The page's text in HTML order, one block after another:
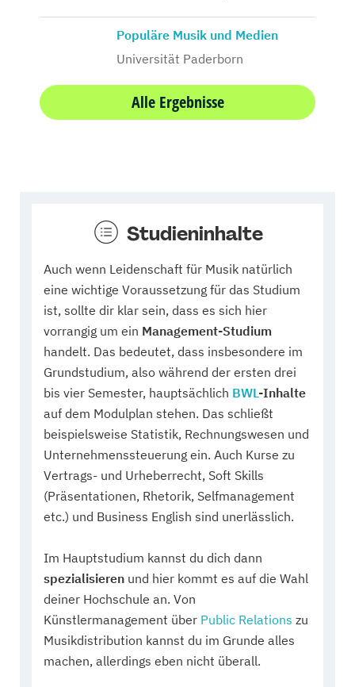
Populäre Musik und Medien
Universität Paderborn
Alle Ergebnisse
Studieninhalte
Auch wenn Leidenschaft für Musik natürlich
eine wichtige Voraussetzung für das Studium
ist, sollte dir klar sein, dass es sich hier
vorrangig um ein Management-Studium
handelt. Das bedeutet, dass insbesondere im
Grundstudium, also während der ersten drei
bis vier Semester, hauptsächlich BWL-Inhalte
auf dem Modulplan stehen. Das schließt
beispielsweise Statistik, Rechnungswesen und
Unternehmenssteuerung ein. Auch Kurse zu
Vertrags- und Urheberrecht, Soft Skills
(Präsentationen, Rhetorik, Selfmanagement
etc.) und Business English sind unerlässlich.
Im Hauptstudium kannst du dich dann
spezialisieren und hier kommt es auf die Wahl
deiner Hochschule an. Von
Künstlermanagement über Public Relations zu
Musikdistribution kannst du im Grunde alles
machen, allerdings eben nicht überall.